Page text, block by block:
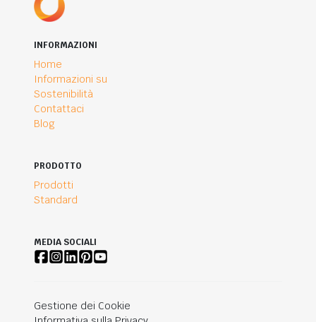
INFORMAZIONI
Home
Informazioni su
Sostenibilità
Contattaci
Blog
PRODOTTO
Prodotti
Standard
MEDIA SOCIALI
Gestione dei Cookie